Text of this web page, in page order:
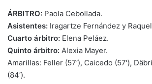
ÁRBITRO: Paola Cebollada.
Asistentes: Iragartze Fernández y
Cuarto árbitro: Elena Peláez.
Quinto árbitro: Alexia Mayer.
Amarillas: Feller (57′), Caicedo (57′),
(84′).